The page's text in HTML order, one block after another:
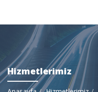
Hizmetlerimiz